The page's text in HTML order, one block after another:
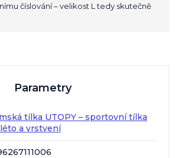
číslování – velikost L tedy skutečně
Parametry
tílka UTOPY – sportovní tílka
a vrstvení